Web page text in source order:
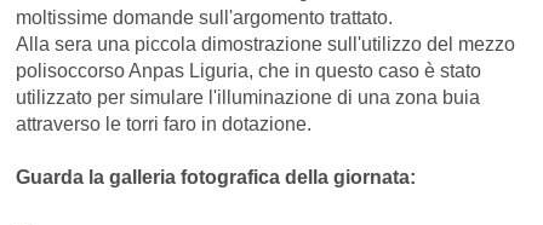
moltissime domande sull'argomento trattato.
Alla sera una piccola dimostrazione sull'utilizzo del mezzo
polisoccorso Anpas Liguria, che in questo caso è stato
utilizzato per simulare l'illuminazione di una zona buia
attraverso le torri faro in dotazione.
Guarda la galleria fotografica della giornata: